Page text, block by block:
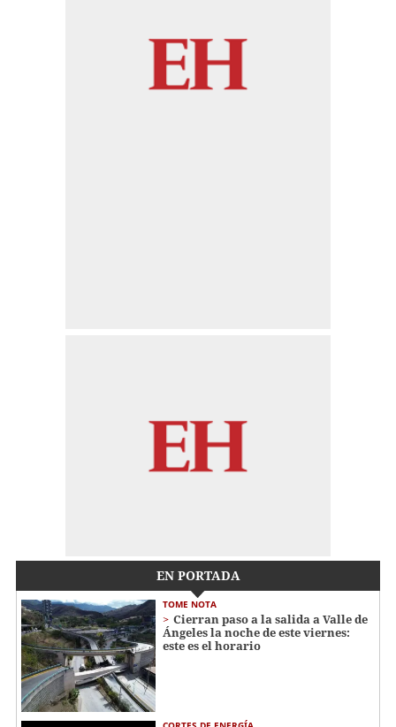
EN PORTADA
TOME NOTA
Cierran paso a la salida a Valle de
Ángeles la noche de este viernes:
este es el horario